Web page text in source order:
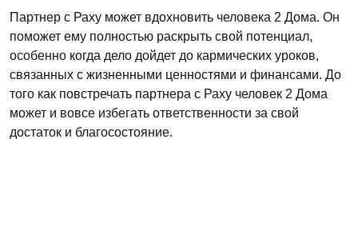
Партнер с Раху может вдохновить человека 2 Дома. Он
поможет ему полностью раскрыть свой потенциал,
особенно когда дело дойдет до кармических уроков,
связанных с жизненными ценностями и финансами. До
того как повстречать партнера с Раху человек 2 Дома
может и вовсе избегать ответственности за свой
достаток и благосостояние.